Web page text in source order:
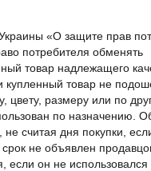
«О защите прав
потребителя обменять
товар надлежащего
купленный товар не
цвету, размеру или по
по назначению.
не считая дня покупки,
не объявлен
если он не использовался